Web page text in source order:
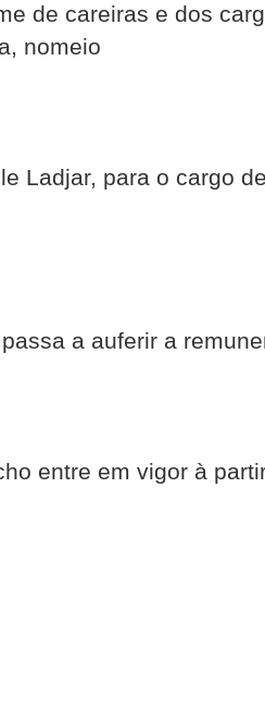
de careiras e dos
nomeio
Ladjar, para o cargo
passa a auferir a
entre em vigor à